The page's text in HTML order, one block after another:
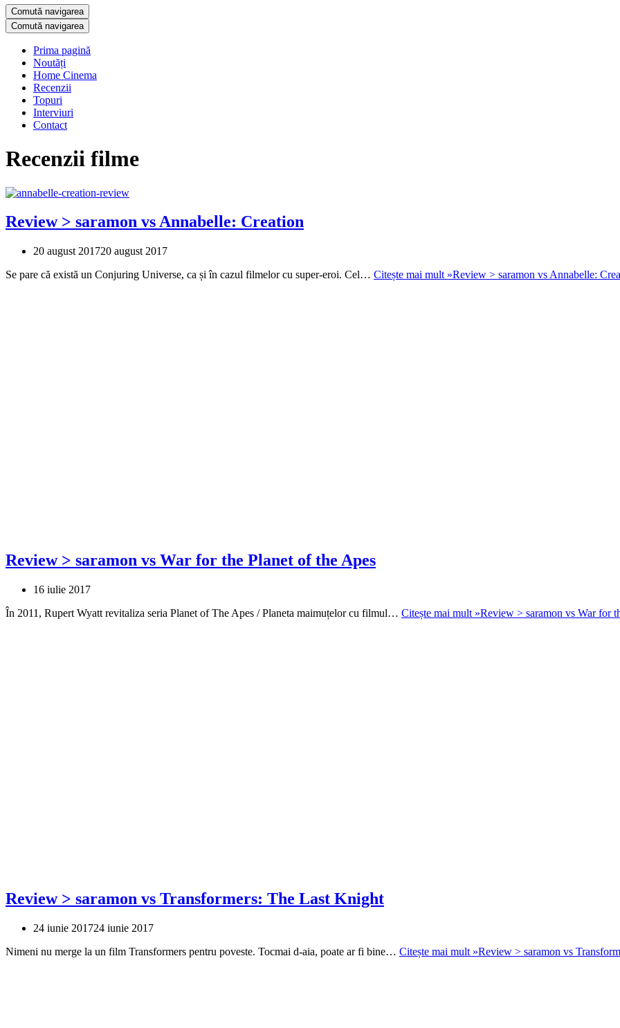
Comută navigarea
Comută navigarea
Prima pagină
Noutăți
Home Cinema
Recenzii
Topuri
Interviuri
Contact
Recenzii filme
Review > saramon vs Annabelle: Creation
20 august 201720 august 2017
Se pare că există un Conjuring Universe, ca și în cazul filmelor cu super-eroi. Cel… Citește mai mult »Review > saramon vs Annabelle:
Review > saramon vs War for the Planet of the Apes
16 iulie 2017
În 2011, Rupert Wyatt revitaliza seria Planet of The Apes / Planeta maimuțelor cu filmul… Citește mai mult »Review > saramon vs War for
Review > saramon vs Transformers: The Last Knight
24 iunie 201724 iunie 2017
Nimeni nu merge la un film Transformers pentru poveste. Tocmai d-aia, poate ar fi bine… Citește mai mult »Review > saramon vs